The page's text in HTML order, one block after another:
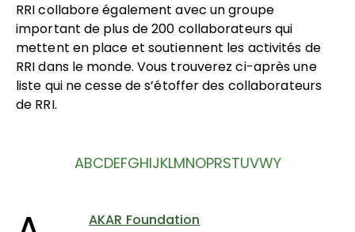
RRI collabore également avec un groupe
important de plus de 200 collaborateurs qui
mettent en place et soutiennent les activités de
RRI dans le monde. Vous trouverez ci-après une
liste qui ne cesse de s’étoffer des collaborateurs
de RRI.
ABCDEFGHIJKLMNOPRSTUVWY
AKAR Foundation